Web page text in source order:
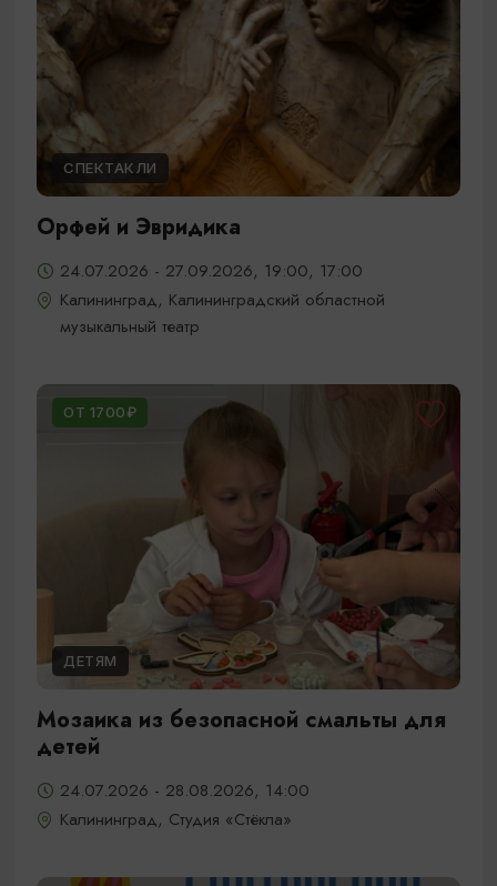
СПЕКТАКЛИ
Орфей и Эвридика
24.07.2026 - 27.09.2026, 19:00, 17:00
Калининград, Калининградский областной
музыкальный театр
ОТ 1700₽
ДЕТЯМ
Мозаика из безопасной смальты для
детей
24.07.2026 - 28.08.2026, 14:00
Калининград, Студия «Стёкла»